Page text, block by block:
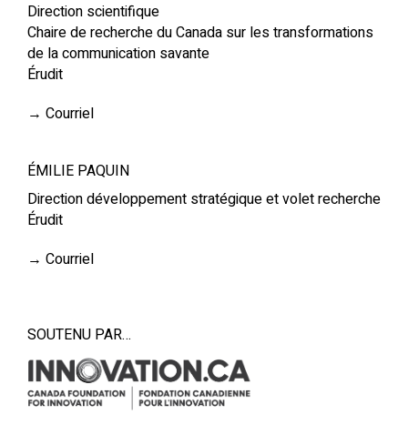
Direction scientifique
Chaire de recherche du Canada sur les transformations
de la communication savante
Érudit
→ Courriel
ÉMILIE PAQUIN
Direction développement stratégique et volet recherche
Érudit
→ Courriel
SOUTENU PAR…